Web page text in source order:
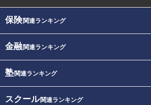
保険関連ランキング
金融関連ランキング
塾関連ランキング
スクール関連ランキング